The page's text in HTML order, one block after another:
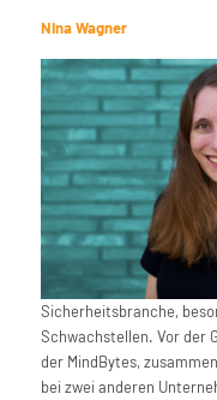
Nina Wagner
Sicherheitsbranche,
Schwachstellen. Vor der
der MindBytes,
bei zwei anderen